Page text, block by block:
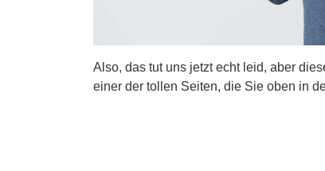
Also, das tut uns jetzt echt leid, aber
einer der tollen Seiten, die Sie oben in